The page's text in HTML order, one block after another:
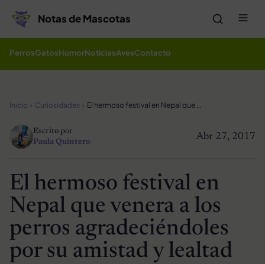
Notas de Mascotas
PerrosGatosHumorNoticiasAvesContacto
Inicio Curiosidades El hermoso festival en Nepal que venera a los perros agradeciéndoles por su amistad y lealtad
Abr 27, 2017
Escrito por
Paula Quintero
El hermoso festival en
Nepal que venera a los
perros agradeciéndoles
por su amistad y lealtad